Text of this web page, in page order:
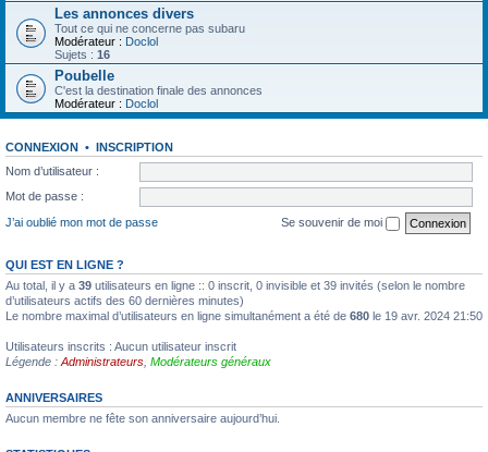
Les annonces divers
Tout ce qui ne concerne pas subaru
Modérateur : Doclol
Sujets : 16
Poubelle
C'est la destination finale des annonces
Modérateur : Doclol
CONNEXION • INSCRIPTION
Nom d’utilisateur :
Mot de passe :
J’ai oublié mon mot de passe
Se souvenir de moi
QUI EST EN LIGNE ?
Au total, il y a 39 utilisateurs en ligne :: 0 inscrit, 0 invisible et 39 invités (selon le nombre
d’utilisateurs actifs des 60 dernières minutes)
Le nombre maximal d’utilisateurs en ligne simultanément a été de 680 le 19 avr. 2024 21:50
Utilisateurs inscrits : Aucun utilisateur inscrit
Légende : Administrateurs Modérateurs généraux
ANNIVERSAIRES
Aucun membre ne fête son anniversaire aujourd’hui.